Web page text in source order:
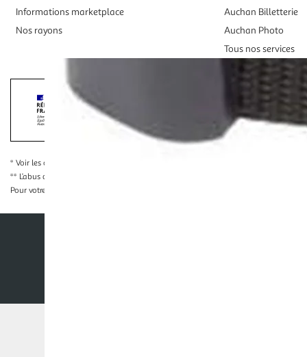
Informations marketplace
Nos rayons
Auchan Billetterie
Auchan Photo
Tous nos services
Interdiction de vente de boissons
La preuve de majorité de l'acheteur est exigée au moment de la
* Voir les conditions
** L’abus d’alcool est dangereux pour la santé, à consommer avec modération
Pour votre santé, évitez de grignoter entre les repas.